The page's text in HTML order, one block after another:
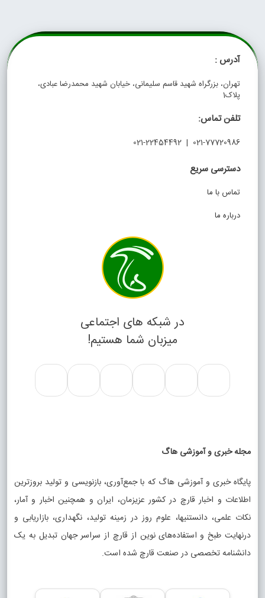
آدرس :
تهران، بزرگراه شهید قاسم سلیمانی، خیابان شهید محمدرضا عبادی،
پلاک1
تلفن تماس:
021-77720986 | 021-22454492
دسترسی سریع
تماس با ما
درباره ما
در شبکه های اجتماعی
میزبان شما هستیم!
مجله خبری و آموزشی هاگ
پایگاه خبری و آموزشی هاگ که با جمع‌آوری، بازنویسی و تولید بروزترین
اطلاعات و اخبار قارچ در کشور عزیزمان، ایران و همچنین اخبار و آمار،
نکات علمی، دانستنیها، علوم روز در زمینه تولید، نگهداری، بازاریابی و
درنهایت طبخ و استفاده‌های نوین از قارچ از سراسر جهان تبدیل به یک
دانشنامه تخصصی در صنعت قارچ شده است.